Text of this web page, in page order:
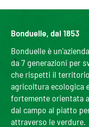
Bonduelle, dal 1853
Bonduelle è
da 7 generazioni per
che rispetti il
agricoltura ecologica
fortemente orientata
dal campo al piatto
attraverso le verdure.